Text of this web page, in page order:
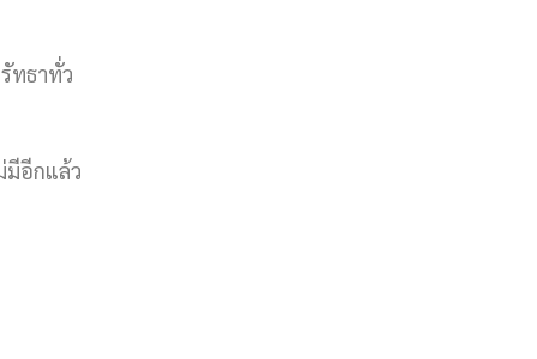
ทธาทั่ว
มีอีกแล้ว